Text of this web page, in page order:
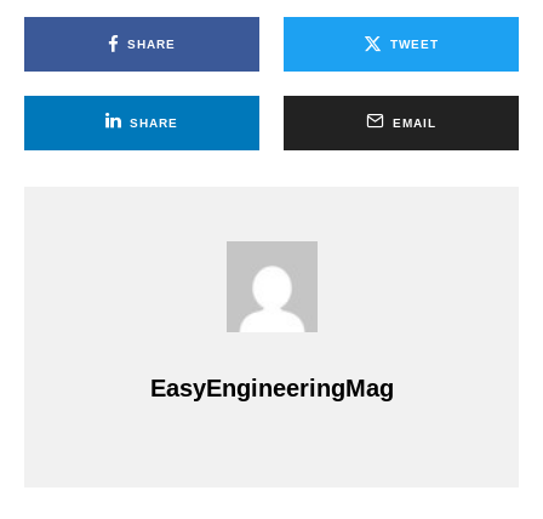
SHARE TWEET
SHARE EMAIL
EasyEngineeringMag